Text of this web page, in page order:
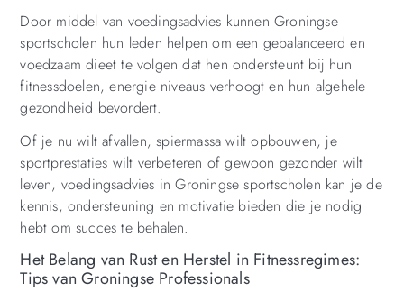
Door middel van voedingsadvies kunnen Groningse
sportscholen hun leden helpen om een gebalanceerd en
voedzaam dieet te volgen dat hen ondersteunt bij hun
fitnessdoelen, energie niveaus verhoogt en hun algehele
gezondheid bevordert.
Of je nu wilt afvallen, spiermassa wilt opbouwen, je
sportprestaties wilt verbeteren of gewoon gezonder wilt
leven, voedingsadvies in Groningse sportscholen kan je de
kennis, ondersteuning en motivatie bieden die je nodig
hebt om succes te behalen.
Het Belang van Rust en Herstel in Fitnessregimes:
Tips van Groningse Professionals